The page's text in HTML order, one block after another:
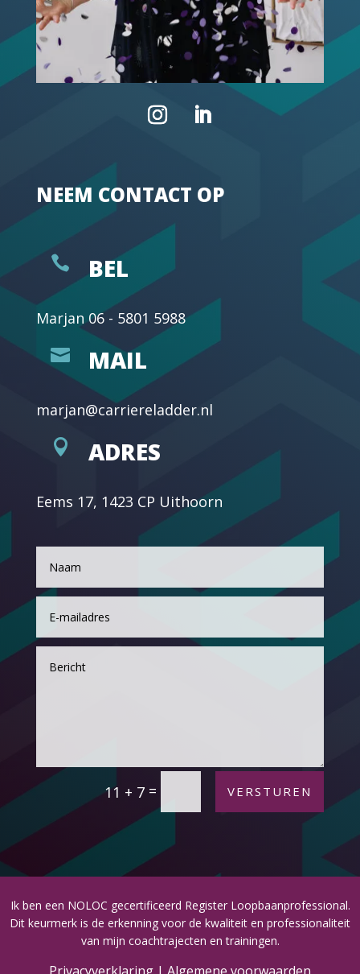
NEEM CONTACT OP
 BEL
Marjan06 - 5801 5988
 MAIL
marjan@carriereladder.nl
 ADRES
Eems 17, 1423 CP Uithoorn
11 + 7 = VERSTUREN
Alternative:
Ik ben een NOLOC gecertificeerd Register Loopbaanprofessional.
Dit keurmerk is de erkenning voor de kwaliteit en professionaliteit
van mijn coachtrajecten en trainingen.